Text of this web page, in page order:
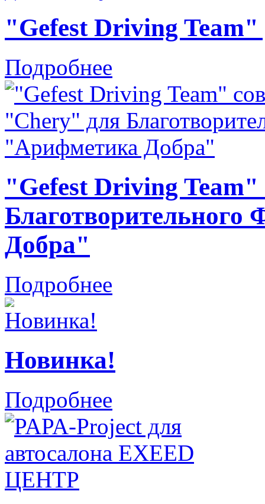
"Gefest Driving
Подробнее
"Gefest Driving
Добра"
Подробнее
Новинка!
Подробнее